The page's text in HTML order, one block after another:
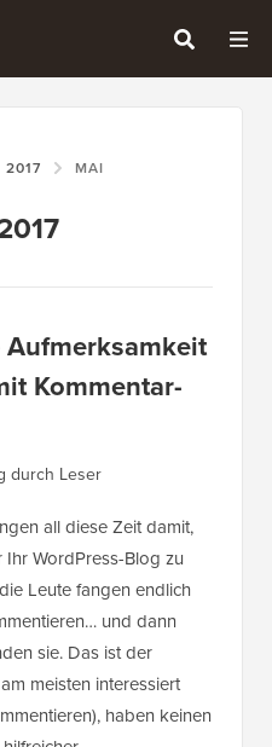
2017 MAI
Kommentar-
durch Leser
all diese Zeit damit,
Ihr WordPress-Blog zu
Leute fangen endlich
und dann
sie. Das ist der
meisten interessiert
haben keinen